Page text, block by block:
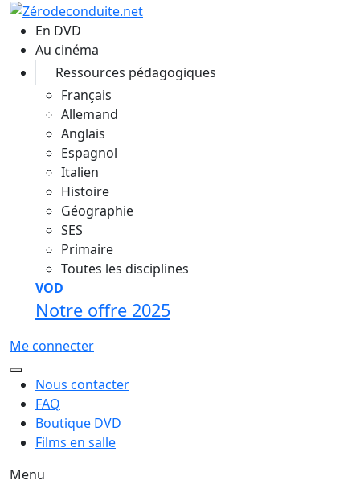
Aller au contenu principal
En DVD
Au cinéma
Ressources pédagogiques
Français
Allemand
Anglais
Espagnol
Italien
Histoire
Géographie
SES
Primaire
Toutes les disciplines
VOD
Notre offre 2025
Me connecter
Nous contacter
FAQ
Boutique DVD
Films en salle
Menu